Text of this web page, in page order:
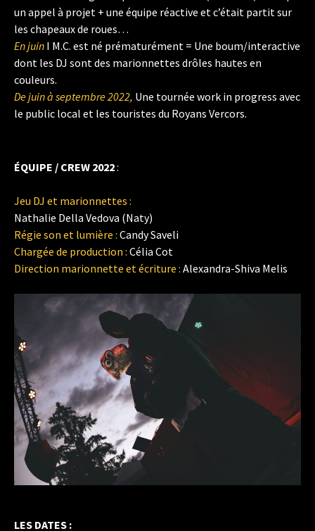
un appel à projet + une équipe réactive et c’était partit sur
les chapeaux de roues…
En juin I M.C. est né prématurément = Une boum/interactive
dont les DJ sont des marionnettes drôles hautes en
couleurs.
De juin à septembre 2022, Une tournée work in progress avec
le public local et les touristes du Royans Vercors.
ÉQUIPE / CREW 2022:
Jeu DJ et marionnettes :
Nathalie Della Vedova (Naty)
Régie son et lumière : Candy Saveli
Chargée de production : Célia Cot
Direction marionnette et écriture : Alexandra-Shiva Melis
LES DATES :